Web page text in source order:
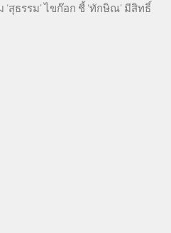
‘สุธรรม’ ไขก๊อก ชี้ ‘ทักษิณ’ มีสิทธิ์